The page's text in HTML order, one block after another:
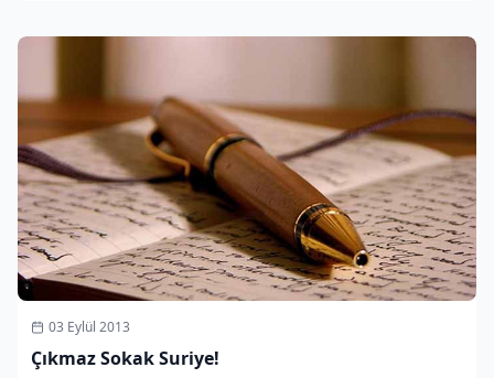
03 Eylül 2013
Çıkmaz Sokak Suriye!